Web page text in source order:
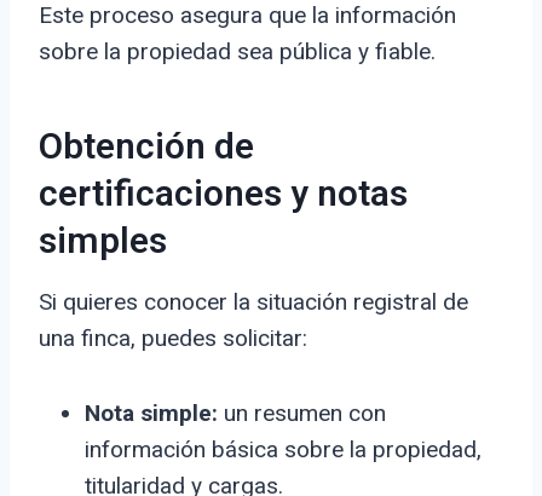
Este proceso asegura que la información
sobre la propiedad sea pública y fiable.
Obtención de
certificaciones y notas
simples
Si quieres conocer la situación registral de
una finca, puedes solicitar:
Nota simple: un resumen con
información básica sobre la propiedad,
titularidad y cargas.